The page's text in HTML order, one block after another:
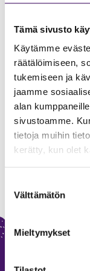
Tämä sivusto
Käytämme
räätälöimiseen,
tukemiseen ja
jaamme
alan
sivustoamme.
tietoja muihin
kerätty, kun olet
valinta
Välttämätön
Mieltymykset
Televisio
Vedenkeitin
Vuodepaikat
WC